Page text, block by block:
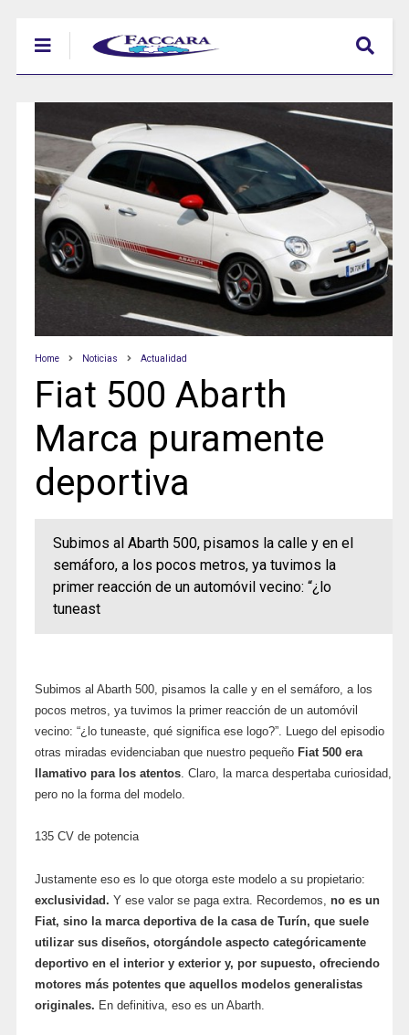
Home Noticias Actualidad
Fiat 500 Abarth
Marca puramente
deportiva
Subimos al Abarth 500, pisamos la calle y en el
semáforo, a los pocos metros, ya tuvimos la
primer reacción de un automóvil vecino: “¿lo
tuneast
Subimos al Abarth 500, pisamos la calle y en el semáforo, a los
pocos metros, ya tuvimos la primer reacción de un automóvil
vecino: “¿lo tuneaste, qué significa ese logo?”. Luego del episodio
otras miradas evidenciaban que nuestro pequeño Fiat 500 era
llamativo para los atentos. Claro, la marca despertaba curiosidad,
pero no la forma del modelo.
135 CV de potencia
Justamente eso es lo que otorga este modelo a su propietario:
exclusividad. Y ese valor se paga extra. Recordemos, no es un
Fiat, sino la marca deportiva de la casa de Turín, que suele
utilizar sus diseños, otorgándole aspecto categóricamente
deportivo en el interior y exterior y, por supuesto, ofreciendo
motores más potentes que aquellos modelos generalistas
originales. En definitiva, eso es un Abarth.